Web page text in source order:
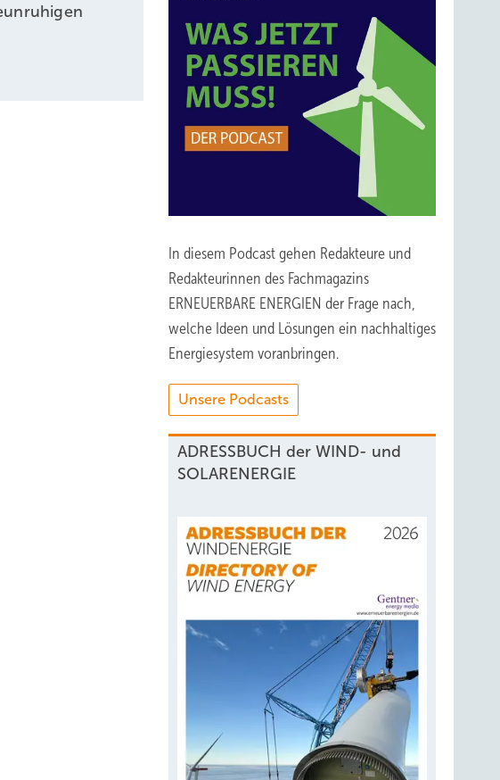
In diesem Podcast gehen Redakteure und
Redakteurinnen des Fachmagazins
ERNEUERBARE ENERGIEN der Frage nach,
welche Ideen und Lösungen ein nachhaltiges
Energiesystem voranbringen.
Unsere Podcasts
ADRESSBUCH der WIND- und
SOLARENERGIE